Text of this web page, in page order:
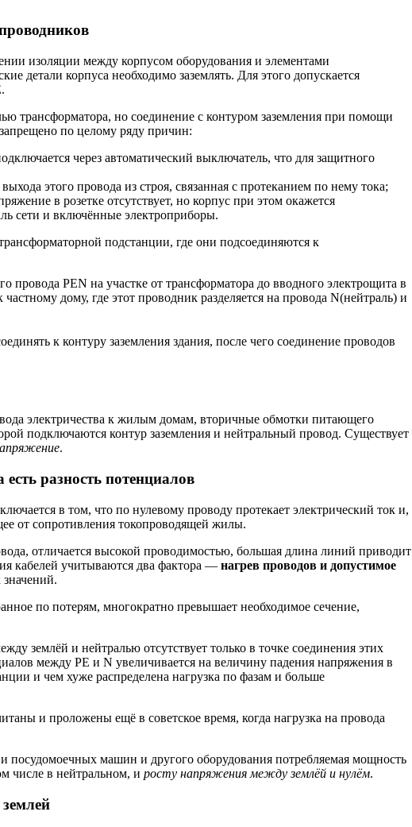
изоляции между корпусом оборудования и элементами
детали корпуса необходимо заземлять. Для этого допускается
трансформатора, но соединение с контуром заземления при помощи
по целому ряду причин:
через автоматический выключатель, что для защитного
этого провода из строя, связанная с протеканием по нему тока;
в розетке отсутствует, но корпус при этом окажется
сети и включённые электроприборы.
подстанции, где они подсоединяются к
PEN на участке от трансформатора до вводного электрощита в
дому, где этот проводник разделяется на провода N(нейтраль) и
к контуру заземления здания, после чего соединение проводов
электричества к жилым домам, вторичные обмотки питающего
подключаются контур заземления и нейтральный провод. Существует
.
разность потенциалов
в том, что по нулевому проводу протекает электрический ток и,
от сопротивления токопроводящей жилы.
отличается высокой проводимостью, большая длина линий приводит
кабелей учитываются два фактора — нагрев проводов и допустимое
по потерям, многократно превышает необходимое сечение,
землёй и нейтралью отсутствует только в точке соединения этих
между РЕ и N увеличивается на величину падения напряжения в
и чем хуже распределена нагрузка по фазам и больше
и проложены ещё в советское время, когда нагрузка на провода
посудомоечных машин и другого оборудования потребляемая мощность
числе в нейтральном, и росту напряжения между землёй и нулём.